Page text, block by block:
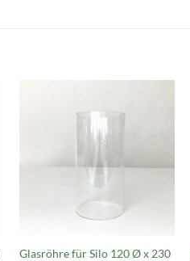
Glasröhre für Silo 120 Ø x 230